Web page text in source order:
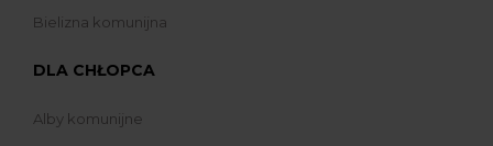
Bielizna komunijna
DLA CHŁOPCA
Alby komunijne